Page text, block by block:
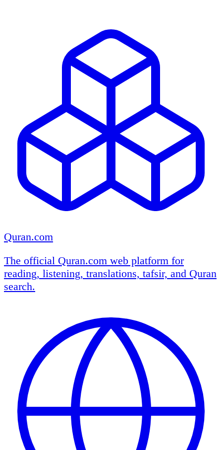
Quran.com
The official Quran.com web platform for
reading, listening, translations, tafsir, and Quran
search.